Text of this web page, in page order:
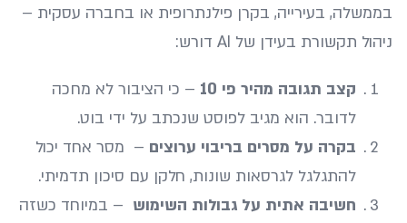
בממשלה, בעירייה, בקרן פילנתרופית או בחברה עסקית –
ניהול תקשורת בעידן של AI דורש:
קצב תגובה מהיר פי 10
– כי הציבור לא מחכה
לדובר. הוא מגיב לפוסט שנכתב על ידי בוט.
בקרה על מסרים בריבוי ערוצים – מסר אחד יכול
להתגלגל לגרסאות שונות, חלקן עם סיכון תדמיתי.
חשיבה אתית על גבולות השימוש – במיוחד כשזה